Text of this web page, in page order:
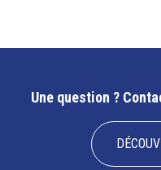
Une question ?